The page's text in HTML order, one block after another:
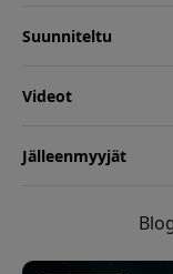
Suunniteltu
Videot
Jälleenmyyjät